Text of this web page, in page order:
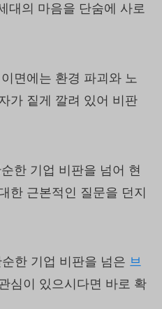
대의 마음을 단숨에 사로
면에는 환경 파괴와 노
가 짙게 깔려 있어 비판
한 기업 비판을 넘어 현
한 근본적인 질문을 던지
한 기업 비판을 넘은 브
심이 있으시다면 바로 확